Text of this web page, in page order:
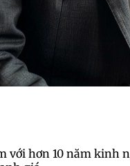
với hơn 10 năm